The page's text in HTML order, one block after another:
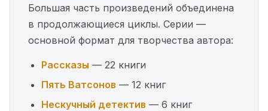
Большая часть произведений объединена
в продолжающиеся циклы. Серии —
основной формат для творчества автора:
Рассказы — 22 книги
Пять Ватсонов — 12 книг
Нескучный детектив — 6 книг